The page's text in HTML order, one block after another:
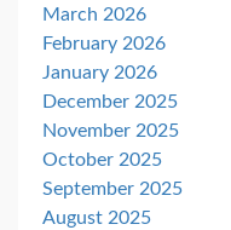
March 2026
February 2026
January 2026
December 2025
November 2025
October 2025
September 2025
August 2025